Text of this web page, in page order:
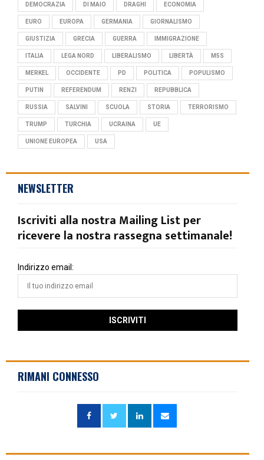
DEMOCRAZIA DI MAIO DRAGHI ECONOMIA
EURO EUROPA GERMANIA GIORNALISMO
GIUSTIZIA GRECIA GUERRA IMMIGRAZIONE
ITALIA LEGA NORD LIBERALISMO LIBERTÀ M5S
MERKEL OCCIDENTE PD POLITICA POPULISMO
PUTIN REFERENDUM RENZI REPUBBLICA
RUSSIA SALVINI SCUOLA STORIA TERRORISMO
TRUMP TURCHIA UCRAINA UE
UNIONE EUROPEA USA
NEWSLETTER
Iscriviti alla nostra Mailing List per
ricevere la nostra rassegna settimanale!
Indirizzo email:
RIMANI CONNESSO